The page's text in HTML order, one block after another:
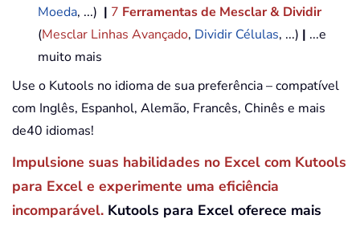
Moeda, ...) | 7 Ferramentas de Mesclar & Dividir
(Mesclar Linhas Avançado, Dividir Células, ...) | ...e
muito mais
Use o Kutools no idioma de sua preferência – compatível
com Inglês, Espanhol, Alemão, Francês, Chinês e mais
de40 idiomas!
Impulsione suas habilidades no Excel com Kutools
para Excel e experimente uma eficiência
incomparável. Kutools para Excel oferece mais